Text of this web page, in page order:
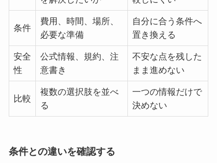
条件
費用、時間、場所、
必要な準備
自分に合う条件へ
置き換える
安全
性
公式情報、規約、注
意書き
不安な点を残した
まま進めない
比較
複数の選択肢を並べ
る
一つの情報だけで
決めない
条件との違いを確認する